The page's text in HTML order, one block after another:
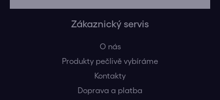
Zákaznický servis
O nás
Produkty pečlivě vybíráme
Kontakty
Doprava a platba